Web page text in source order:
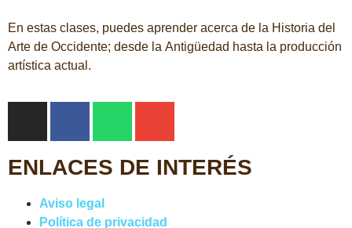
En estas clases, puedes aprender acerca de la Historia del
Arte de Occidente; desde la Antigüedad hasta la producción
artística actual.
ENLACES DE INTERÉS
Aviso legal
Política de privacidad